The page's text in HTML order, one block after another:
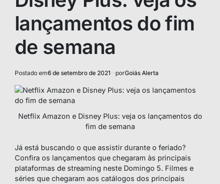
lançamentos do fim
de semana
Postado em6 de setembro de 2021 porGoiás Alerta
Netflix Amazon e Disney Plus: veja os lançamentos do
fim de semana
Já está buscando o que assistir durante o feriado?
Confira os lançamentos que chegaram às principais
plataformas de streaming neste Domingo 5. Filmes e
séries que chegaram aos catálogos dos principais